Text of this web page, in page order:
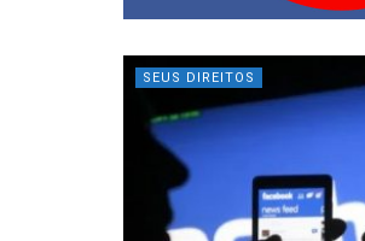
SEUS DIREITOS